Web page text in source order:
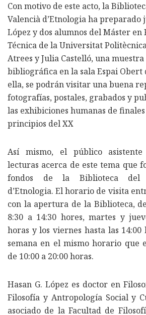
Con motivo de este acto, la
Valencià d’Etnologia ha preparado
López y dos alumnos del Máster
Técnica de la Universitat
Atrees y Julia Castelló, una
bibliográfica en la sala Espai Obert
ella, se podrán visitar una buena
fotografías, postales, grabados y
las exhibiciones humanas de
principios del XX
Así mismo, el público
lecturas acerca de este tema que
fondos de la Biblioteca del
d’Etnologia. El horario de visita
con la apertura de la Biblioteca,
8:30 a 14:30 hores, martes y
horas y los viernes hasta las 14:00
semana en el mismo horario que
de 10:00 a 20:00 horas.
Hasan G. López es doctor en
Filosofía y Antropología Social y
asociado de la Facultad de